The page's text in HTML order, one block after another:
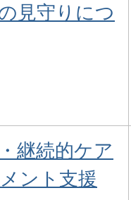
見守りにつ
継続的ケア
ント支援